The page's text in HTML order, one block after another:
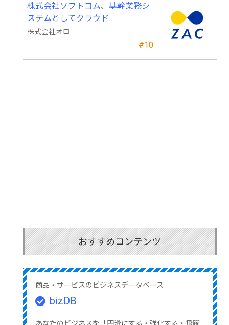
#10
株式会社ソフトコム、基幹業務シ
ステムとしてクラウド
ERP「ZAC」を採用
株式会社オロ
おすすめコンテンツ
商品・サービスのビジネスデータベース
bizDB